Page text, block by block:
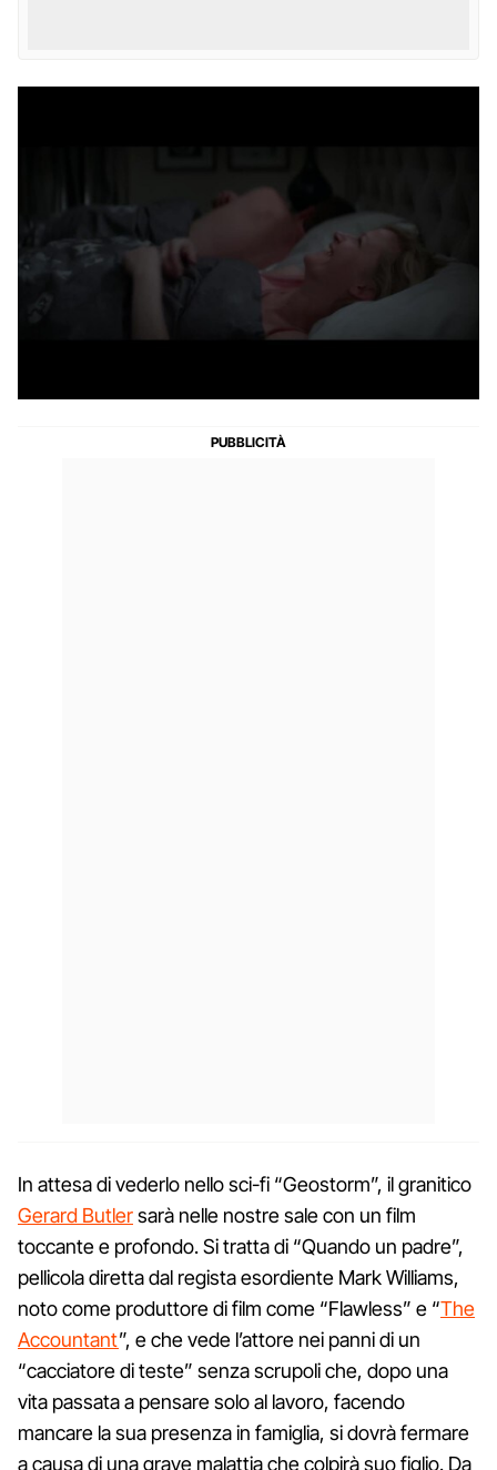
In attesa di vederlo nello sci-fi “Geostorm”, il granitico
Gerard Butlersarà nelle nostre sale con un film
toccante e profondo. Si tratta di “Quando un padre”,
pellicola diretta dal regista esordiente Mark Williams,
noto come produttore di film come “Flawless” e “The
Accountant”, e che vede l’attore nei panni di un
“cacciatore di teste” senza scrupoli che, dopo una
vita passata a pensare solo al lavoro, facendo
mancare la sua presenza in famiglia, si dovrà fermare
a causa di una grave malattia che colpirà suo figlio. Da